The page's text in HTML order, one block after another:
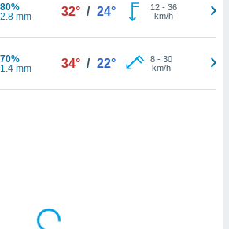
80%
2.8 mm
32° / 24° 12- 36
km/h
70%
1.4 mm
34° / 22° 8- 30
km/h